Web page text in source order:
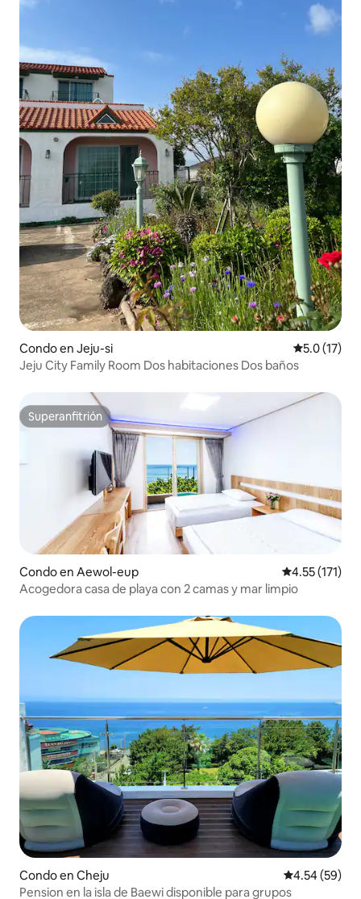
Condo en Jeju-si Calificación
5.0 (17)
Jeju City Family Room Dos habitaciones Dos baños
Superanfitrión
Superanfitrión
Condo en Aewol-eup Calificación
4.55 (171)
Acogedora casa de playa con 2 camas y mar limpio
Condo en Cheju Calificación
4.54 (59)
Pension en la isla de Baewi disponible para grupos